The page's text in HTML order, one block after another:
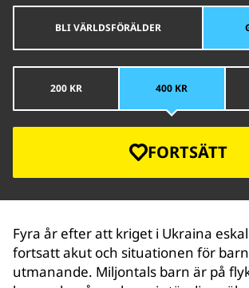
BLI VÄRLDSFÖRÄLDER
200 KR 400 KR
FORTSÄTT
Fyra år efter att kriget i Ukraina
fortsatt akut och situationen för
utmanande. Miljontals barn är på